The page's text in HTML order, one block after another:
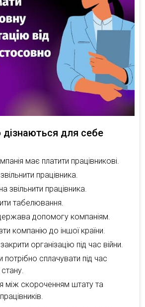
для себе
має платити працівникові.
працівника.
звільнити працівника.
табелювання.
допомогу компаніям.
компанію до іншої країни.
організацію під час війни.
потрібно сплачувати під час
між скороченням штату та